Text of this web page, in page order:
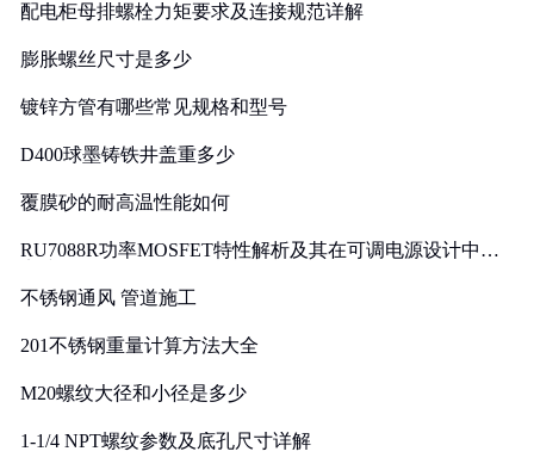
配电柜母排螺栓力矩要求及连接规范详解
膨胀螺丝尺寸是多少
镀锌方管有哪些常见规格和型号
D400球墨铸铁井盖重多少
覆膜砂的耐高温性能如何
RU7088R功率MOSFET特性解析及其在可调电源设计中的
不锈钢通风 管道施工
201不锈钢重量计算方法大全
M20螺纹大径和小径是多少
1-1/4 NPT螺纹参数及底孔尺寸详解